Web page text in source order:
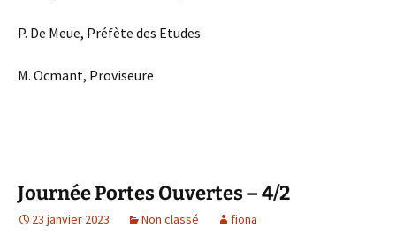
P. De Meue, Préfète des Etudes
M. Ocmant, Proviseure
Journée Portes Ouvertes – 4/2
23 janvier 2023 Non classé fiona